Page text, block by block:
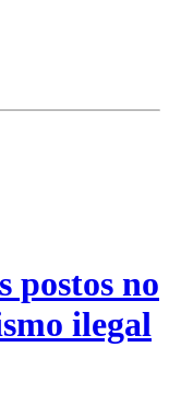
postos no
ilegal